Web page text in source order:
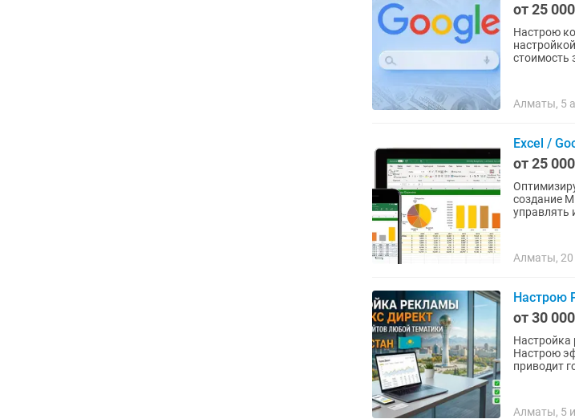
от 25
Настрою
стоимость
Алматы, 5
Excel /
от 25
создание
управлять
Алматы,
Настрою
от 30
Настрою
приводит
Алматы, 5